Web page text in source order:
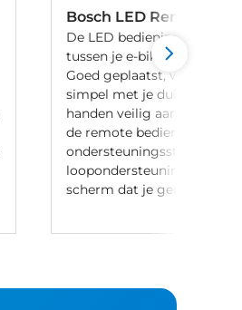
Bosch LED Remote
De LED bedieningsunit is
tussen je e-bike en de
Goed geplaatst, waardoor
simpel met je duim
handen veilig aan het
de remote bedien je de
ondersteuningsstanden,
loopondersteuning en
scherm dat je gemonteerd